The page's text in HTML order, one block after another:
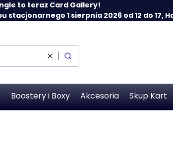
to teraz Card Gallery!
1 sierpnia 2026 od 12 do 17,
WyczyśćSzukaj
Boostery i Boxy Akcesoria Skup Kart